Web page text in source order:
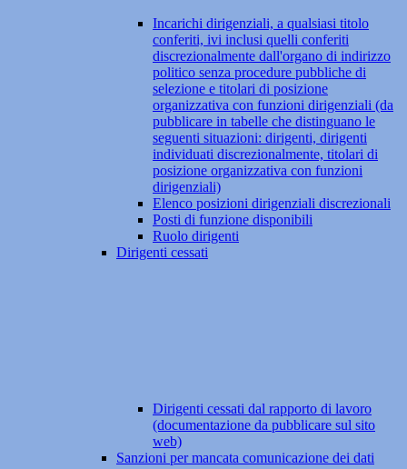
Incarichi dirigenziali, a qualsiasi titolo
conferiti, ivi inclusi quelli conferiti
discrezionalmente dall'organo di indirizzo
politico senza procedure pubbliche di
selezione e titolari di posizione
organizzativa con funzioni dirigenziali (da
pubblicare in tabelle che distinguano le
seguenti situazioni: dirigenti, dirigenti
individuati discrezionalmente, titolari di
posizione organizzativa con funzioni
dirigenziali)
Elenco posizioni dirigenziali discrezionali
Posti di funzione disponibili
Ruolo dirigenti
Dirigenti cessati
Dirigenti cessati dal rapporto di lavoro
(documentazione da pubblicare sul sito
web)
Sanzioni per mancata comunicazione dei dati